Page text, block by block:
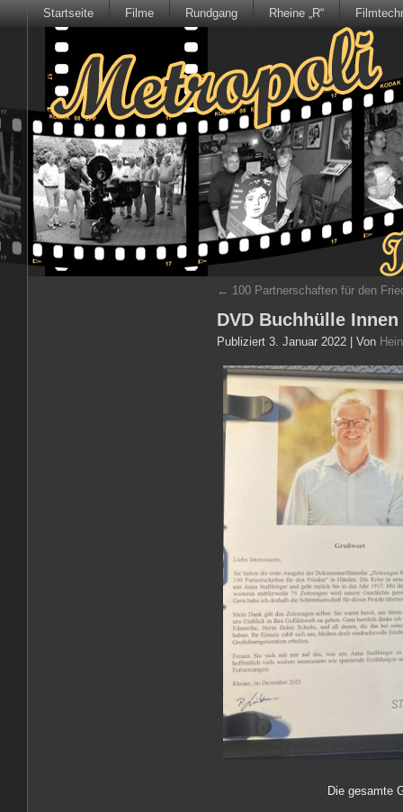
Startseite Filme Rundgang Rheine „R“
← 100 Partnerschaften für den
DVD Buchhülle
Publiziert 3. Januar 2022 Von
Die gesamte